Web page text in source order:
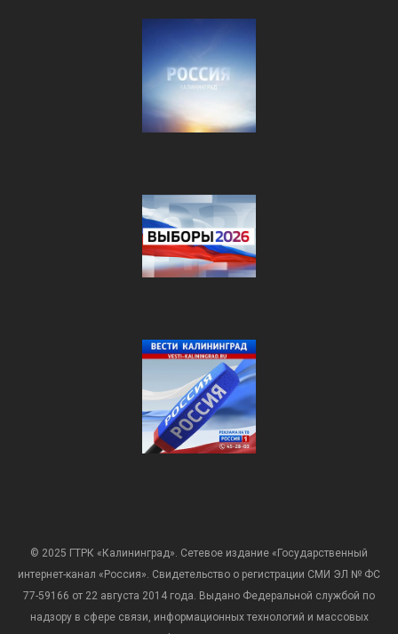
© 2025 ГТРК «Калининград». Сетевое издание «Государственный
интернет-канал «Россия». Свидетельство о регистрации СМИ ЭЛ № ФС
77-59166 от 22 августа 2014 года. Выдано Федеральной службой по
надзору в сфере связи, информационных технологий и массовых